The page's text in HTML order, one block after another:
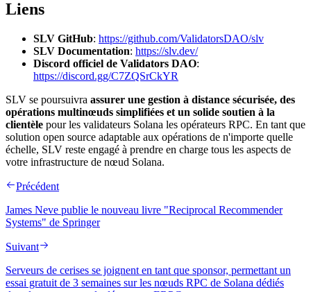
Liens
SLV GitHub: https://github.com/ValidatorsDAO/slv
SLV Documentation: https://slv.dev/
Discord officiel de Validators DAO:
https://discord.gg/C7ZQSrCkYR
SLV se poursuivra assurer une gestion à distance sécurisée, des
opérations multinœuds simplifiées et un solide soutien à la
clientèle pour les validateurs Solana les opérateurs RPC. En tant que
solution open source adaptable aux opérations de n'importe quelle
échelle, SLV reste engagé à prendre en charge tous les aspects de
votre infrastructure de nœud Solana.
Précédent
James Neve publie le nouveau livre "Reciprocal Recommender
Systems" de Springer
Suivant
Serveurs de cerises se joignent en tant que sponsor, permettant un
essai gratuit de 3 semaines sur les nœuds RPC de Solana dédiés